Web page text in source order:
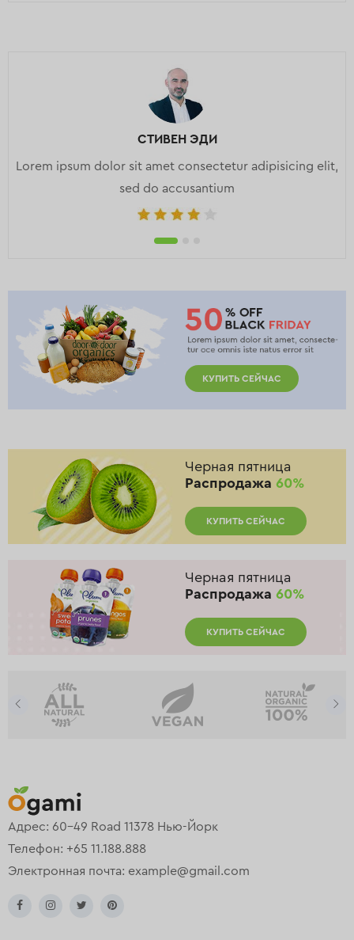
СТИВЕН ЭДИ
Lorem ipsum dolor sit amet consectetur adipisicing elit,
sed do accusantium
КУПИТЬ СЕЙЧАС
Черная пятница
Распродажа 60%
КУПИТЬ СЕЙЧАС
Черная пятница
Распродажа 60%
КУПИТЬ СЕЙЧАС
Адрес: 60-49 Road 11378 Нью-Йорк
Телефон: +65 11.188.888
Электронная почта: example@gmail.com